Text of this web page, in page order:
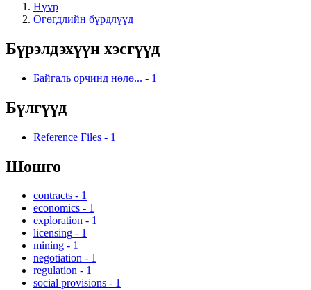
Нүүр
Өгөгдлийн бүрдлүүд
Бүрэлдэхүүн хэсгүүд
Байгаль орчинд нөлө... - 1
Бүлгүүд
Reference Files - 1
Шошго
contracts - 1
economics - 1
exploration - 1
licensing - 1
mining - 1
negotiation - 1
regulation - 1
social provisions - 1